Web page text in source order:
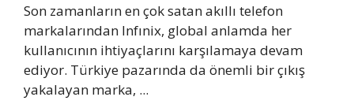
Son zamanların en çok satan akıllı telefon
markalarından Infınix, global anlamda her
kullanıcının ihtiyaçlarını karşılamaya devam
ediyor. Türkiye pazarında da önemli bir çıkış
yakalayan marka, ...